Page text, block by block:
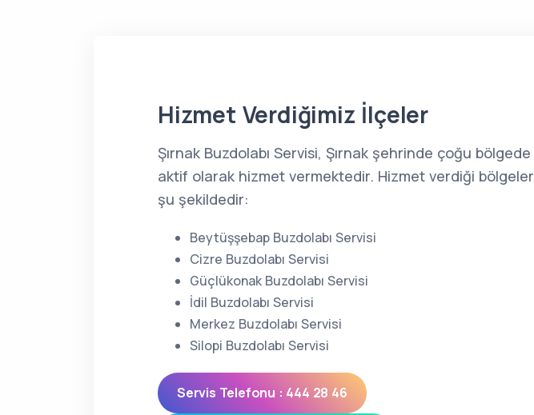
Hizmet Verdiğimiz İlçeler
Şırnak Buzdolabı Servisi, Şırnak şehrinde çoğu bölgede
aktif olarak hizmet vermektedir. Hizmet verdiği bölgeler
şu şekildedir:
Beytüşşebap Buzdolabı Servisi
Cizre Buzdolabı Servisi
Güçlükonak Buzdolabı Servisi
İdil Buzdolabı Servisi
Merkez Buzdolabı Servisi
Silopi Buzdolabı Servisi
Servis Telefonu : 444 28 46